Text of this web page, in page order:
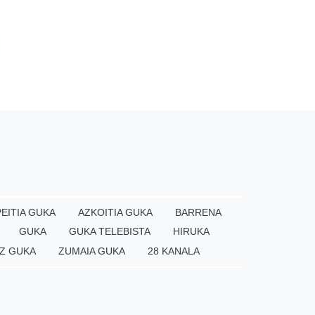
GUKA AZKOITIA GUKA
BARRENA
GUKA GUKA TELEBISTA
HIRUKA
GUKA ZUMAIA GUKA 28 KANALA